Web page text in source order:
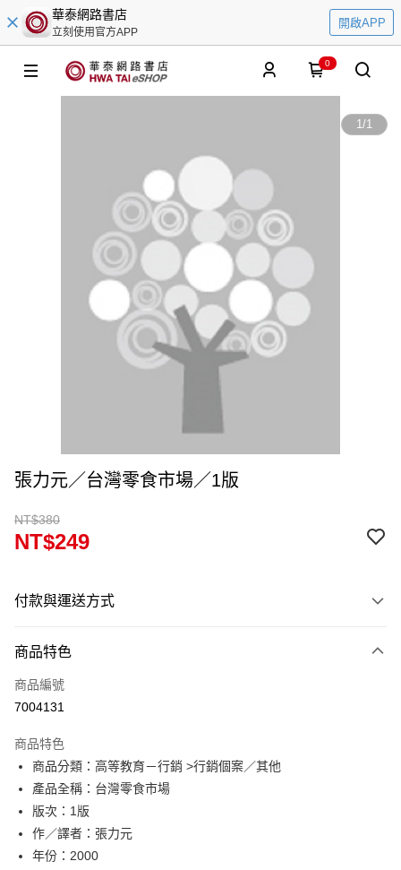
華泰網路書店
立刻使用官方APP
開啟APP
0
1/1
張力元／台灣零食市場／1版
NT$380
NT$249
付款與運送方式
信用卡一次付款
超商取貨付款
Google Pay
ATM付款
運送方式
商品特色
商品編號
7004131
商品特色
商品分類：高等教育－行銷 >行銷個案／其他
產品全稱：台灣零食市場
版次：1版
作／譯者：張力元
年份：2000